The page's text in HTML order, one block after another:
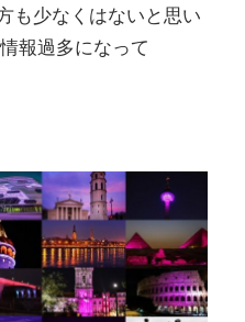
も少なくはないと思い
報過多になって